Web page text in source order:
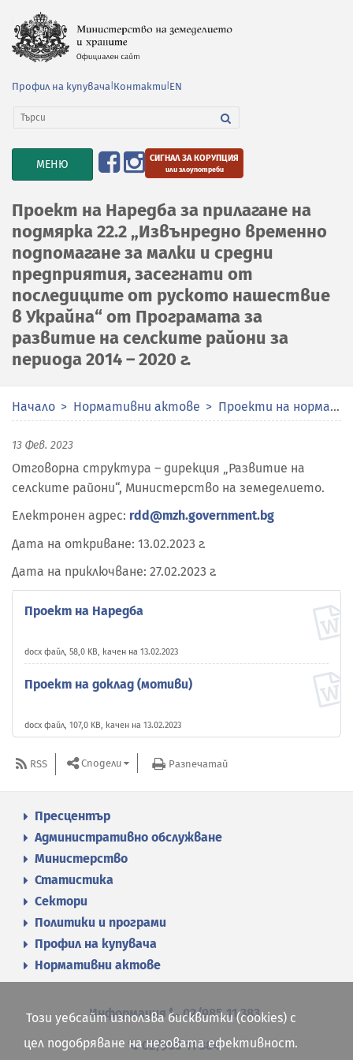
Профил на купувача Контакти EN
TOGGLE
NAVIGATION
МЕНЮ СИГНАЛ ЗА КОРУПЦИЯ
или злоупотреби
Проект на Наредба за прилагане на
подмярка 22.2 „Извънредно временно
подпомагане за малки и средни
предприятия, засегнати от
последиците от руското нашествие
в Украйна“ от Програмата за
развитие на селските райони за
периода 2014 – 2020 г.
Начало Нормативни актове Проекти на нормативни актове
13 Фев. 2023
Отговорна структура – дирекция „Развитие на
селските райони“, Министерство на земеделието.
Електронен адрес: rdd@mzh.government.bg
Дата на откриване: 13.02.2023 г.
Дата на приключване: 27.02.2023 г.
Проект на Наредба
docx файл, 58,0 KB, качен на 13.02.2023
Проект на доклад (мотиви)
docx файл, 107,0 KB, качен на 13.02.2023
RSS Сподели Разпечатай
Пресцентър
Административно обслужване
Министерство
Статистика
Сектори
Политики и програми
Профил на купувача
Нормативни актове
Информация 02/985 11 383
02/985 11 384
Този уебсайт използва бисквитки (cookies) с
цел подобряване на неговата ефективност.